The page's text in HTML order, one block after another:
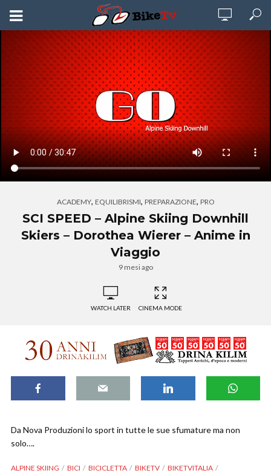
ACADEMY, EQUILIBRISMI, PREPARAZIONE, PRO
SCI SPEED – Alpine Skiing Downhill
Skiers – Dorothea Wierer – Anime in
Viaggio
9 mesi ago
WATCH LATER CINEMA MODE
Da Nova Produzioni lo sport in tutte le sue sfumature ma non
solo….
ALPINE SKIING BICI BICICLETTA BIKETV
BIKETVITALIA